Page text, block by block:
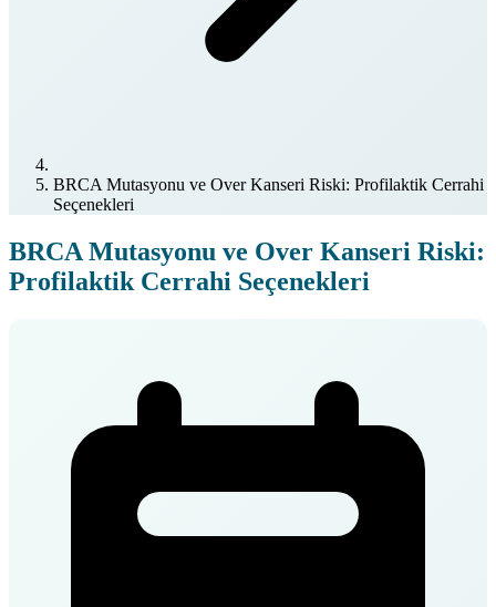
BRCA Mutasyonu ve Over Kanseri Riski: Profilaktik Cerrahi
Seçenekleri
BRCA Mutasyonu ve Over Kanseri Riski:
Profilaktik Cerrahi Seçenekleri